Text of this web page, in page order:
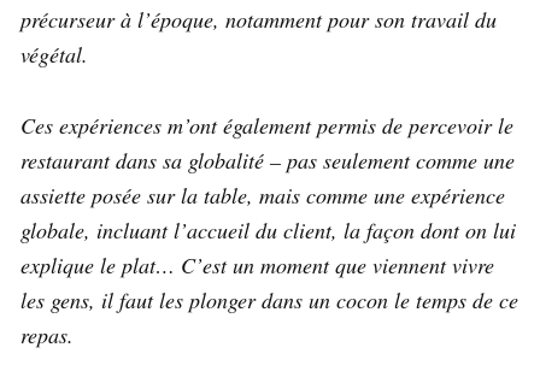
précurseur à l’époque, notamment pour son travail du
végétal.
Ces expériences m’ont également permis de percevoir le
restaurant dans sa globalité – pas seulement comme une
assiette posée sur la table, mais comme une expérience
globale, incluant l’accueil du client, la façon dont on lui
explique le plat… C’est un moment que viennent vivre
les gens, il faut les plonger dans un cocon le temps de ce
repas.